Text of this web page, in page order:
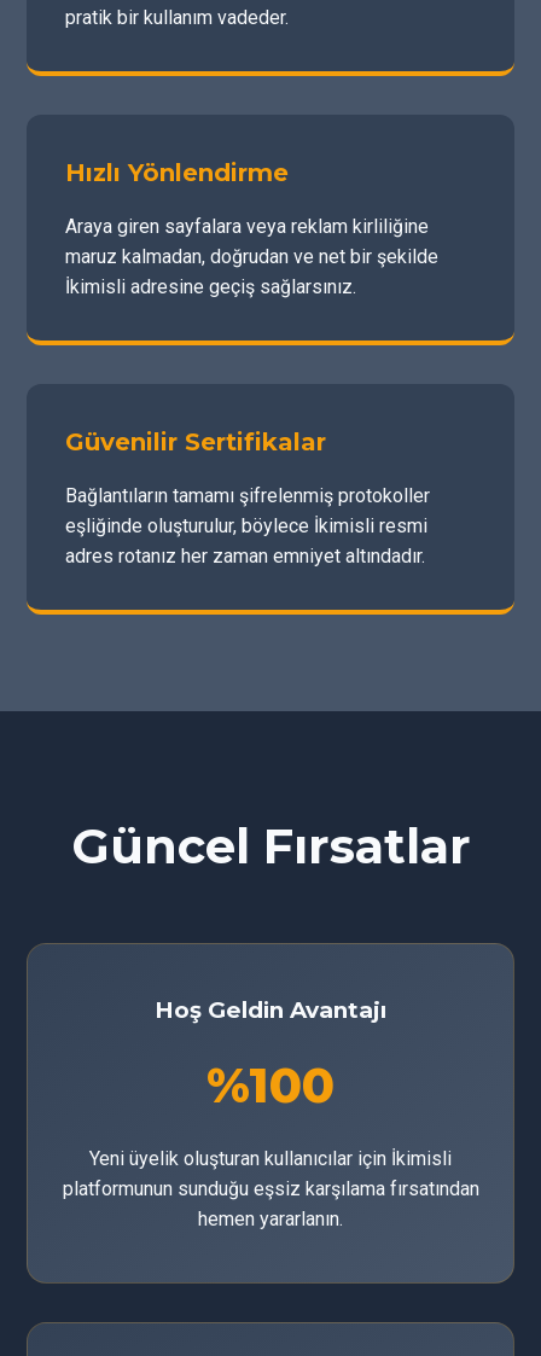
pratik bir kullanım vadeder.
Hızlı Yönlendirme
Araya giren sayfalara veya reklam kirliliğine
maruz kalmadan, doğrudan ve net bir şekilde
İkimisli adresine geçiş sağlarsınız.
Güvenilir Sertifikalar
Bağlantıların tamamı şifrelenmiş protokoller
eşliğinde oluşturulur, böylece İkimisli resmi
adres rotanız her zaman emniyet altındadır.
Güncel Fırsatlar
Hoş Geldin Avantajı
%100
Yeni üyelik oluşturan kullanıcılar için İkimisli
platformunun sunduğu eşsiz karşılama fırsatından
hemen yararlanın.